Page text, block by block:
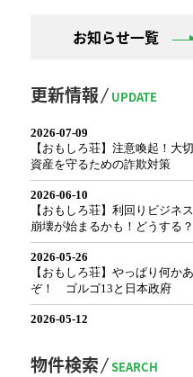
お知らせ一覧
更新情報 UPDATE
物件検索 SEARCH